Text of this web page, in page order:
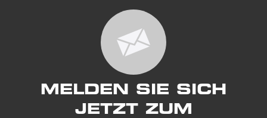
MELDEN SIE SICH
JETZT ZUM